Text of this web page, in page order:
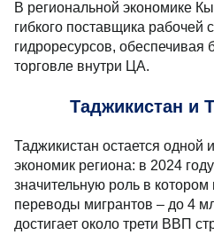
В региональной экономике
гибкого поставщика рабочей
гидроресурсов, обеспечивая
торговле внутри ЦА.
Таджикистан и
Таджикистан остается одной
экономик региона: в 2024
значительную роль в
переводы мигрантов – до 4
достигает около трети ВВП